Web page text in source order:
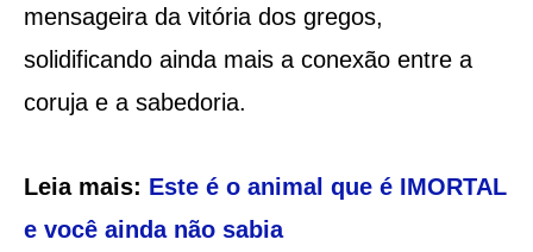
mensageira da vitória dos gregos,
solidificando ainda mais a conexão entre a
coruja e a sabedoria.
Leia mais: Este é o animal que é IMORTAL
e você ainda não sabia